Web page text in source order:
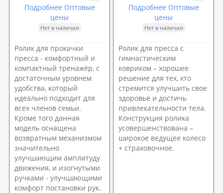
Подробнее Оптовые
цены
Нет в наличии
Ролик для прокачки
пресса - комфортный и
компактный тренажёр, с
достаточным уровнем
удобства, который
идеально подходит для
всех членов семьи.
Кроме того данная
модель оснащена
возвратным механизмом
значительно
улучшающим амплитуду
движения, и изогнутыми
ручками - улучшающими
комфорт постановки рук.
Подробнее Оптовые
цены
Нет в наличии
Ролик для пресса с
гимнастическим
ковриком – хорошее
решение для тех, кто
стремится улучшить свое
здоровье и достичь
привлекательности тела.
Конструкция ролика
усовершенствована –
широкое ведущее колесо
+ страховочное.